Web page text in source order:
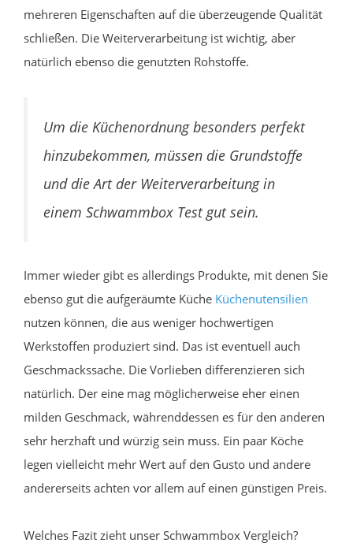
mehreren Eigenschaften auf die überzeugende Qualität
schließen. Die Weiterverarbeitung ist wichtig, aber
natürlich ebenso die genutzten Rohstoffe.
Um die Küchenordnung besonders perfekt
hinzubekommen, müssen die Grundstoffe
und die Art der Weiterverarbeitung in
einem Schwammbox Test gut sein.
Immer wieder gibt es allerdings Produkte, mit denen Sie
ebenso gut die aufgeräumte Küche Küchenutensilien
nutzen können, die aus weniger hochwertigen
Werkstoffen produziert sind. Das ist eventuell auch
Geschmackssache. Die Vorlieben differenzieren sich
natürlich. Der eine mag möglicherweise eher einen
milden Geschmack, währenddessen es für den anderen
sehr herzhaft und würzig sein muss. Ein paar Köche
legen vielleicht mehr Wert auf den Gusto und andere
andererseits achten vor allem auf einen günstigen Preis.
Welches Fazit zieht unser Schwammbox Vergleich?